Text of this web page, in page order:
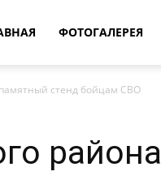
ФОТОГАЛЕРЕЯ
стенд бойцам СВО
района